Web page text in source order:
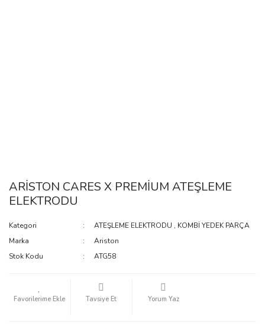
ARİSTON CARES X PREMİUM ATEŞLEME
ELEKTRODU
Kategori ATEŞLEME ELEKTRODU , KOMBİ YEDEK PARÇA
Marka
Ariston
Stok Kodu
ATG58
Tavsiye Et Yorum Yaz